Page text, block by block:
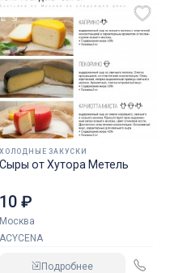
ХОЛОДНЫЕ ЗАКУСКИ
Сыры от Хутора Метель
10 ₽
Москва
ACYCENA
Подробнее